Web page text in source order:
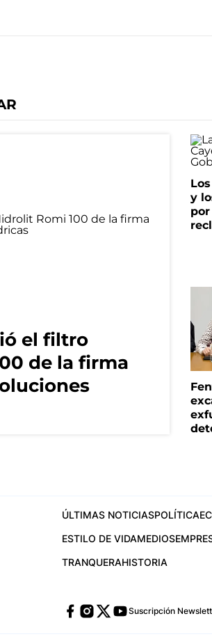
el filtro
de la firma
y
por
ÚLTIMAS NOTICIASPOLÍTICA
ESTILO DE VIDAMEDIOS
TRANQUERAHISTORIA
Suscripción